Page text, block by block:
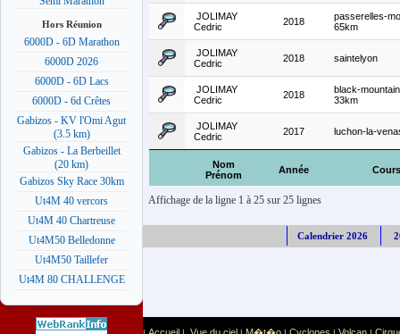
Hors Réunion
6000D - 6D Marathon
6000D 2026
6000D - 6D Lacs
6000D - 6d Crêtes
Gabizos - KV l'Omi Agut
(3.5 km)
Gabizos - La Berbeillet
(20 km)
Gabizos Sky Race 30km
Ut4M 40 vercors
Ut4M 40 Chartreuse
Ut4M50 Belledonne
Ut4M50 Taillefer
Ut4M 80 CHALLENGE
Nom
Prénom
Année
JOLIMAY
Cedric
2018
passerelles-
65km
JOLIMAY
Cedric
2018 saintelyon
JOLIMAY
Cedric
2018
black-
33km
JOLIMAY
Cedric
2017 luchon-la-
Affichage de la ligne 1 à 25 sur 25 lignes
Calendrier 2026